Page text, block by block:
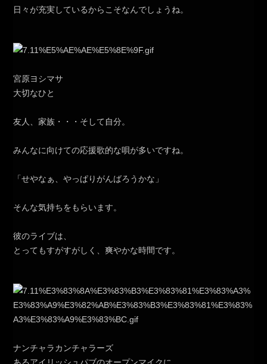
日々が充実しているからこそなんでしょうね。
宮原ヨシマサ
大切なひと
友人、家族・・・そして自分。
みんなに向けての応援歌的な唄が多いですね。
「せやなぁ、やっぱりがんばろうかな」
そんな気持ちをもらいます。
彼のライブは、
とってもすがすがしく、爽やかな時間です。
ナンチャラカンチャラーズ